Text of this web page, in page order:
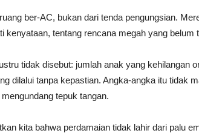
ber-AC, bukan dari tenda pengungsian.
kenyataan, tentang rencana megah yang belum
tidak disebut: jumlah anak yang kehilangan
dilalui tanpa kepastian. Angka-angka itu tidak
tepuk tangan.
kita bahwa perdamaian tidak lahir dari palu